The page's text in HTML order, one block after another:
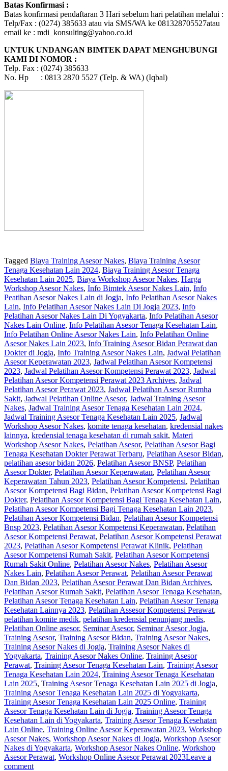
Batas Konfirmasi :
Batas konfirmasi pendaftaran 3 Hari sebelum hari pelatihan melalui :
Telp/Fax : (0274) 385633 atau via SMS/WA ke 081328705527atau
email ke : mdi_konsulting@yahoo.co.id
UNTUK UNDANGAN BIMTEK DAPAT MENGHUBUNGI
KAMI DI NOMOR :
Telp. Fax : (0274) 385633
No. Hp : 0813 2870 5527 (Telp. & WA) (Iqbal)
Tagged Biaya Training Asesor Nakes, Biaya Training Asesor
Tenaga Kesehatan Lain 2024, Biaya Training Asesor Tenaga
Kesehatan Lain 2025, Biaya Workshop Asesor Nakes, Harga
Workshop Asesor Nakes, Info Bimtek Asesor Nakes Lain, Info
Peatihan Asesor Nakes Lain di Jogja, Info Pelatihan Asesor Nakes
Lain, Info Pelatihan Asesor Nakes Lain Di Jogja 2023, Info
Pelatihan Asesor Nakes Lain Di Yogyakarta, Info Pelatihan Asesor
Nakes Lain Online, Info Pelatihan Asesor Tenaga Kesehatan Lain,
Info Pelatihan Online Asesor Nakes Lain, Info Pelatihan Online
Asesor Nakes Lain 2023, Info Training Asesor Bidan Perawat dan
Dokter di Jogja, Info Training Asesor Nakes Lain, Jadwal Pelatihan
Asesor Keperawatan 2023, Jadwal Pelatihan Asesor Kompetensi
2023, Jadwal Pelatihan Asesor Kompetensi Perawat 2023, Jadwal
Pelatihan Asesor Kompetensi Perawat 2023 Archives, Jadwal
Pelatihan Asesor Perawat 2023, Jadwal Pelatihan Asesor Rumha
Sakit, Jadwal Pelatihan Online Asesor, Jadwal Training Asesor
Nakes, Jadwal Training Asesor Tenaga Kesehatan Lain 2024,
Jadwal Training Asesor Tenaga Kesehatan Lain 2025, Jadwal
Workshop Asesor Nakes, komite tenaga kesehatan, kredensial nakes
lainnya, kredensial tenaga kesehatan di rumah sakit, Materi
Workshop Asesor Nakes, Pelatihan Asesor, Pelatihan Asesor Bagi
Tenaga Kesehatan Dokter Perawat Terbaru, Pelatihan Asesor Bidan,
pelatihan asesor bidan 2026, Pelatihan Asesor BNSP, Pelatihan
Asesor Dokter, Pelatihan Asesor Keperawatan, Pelatihan Asesor
Keperawatan Tahun 2023, Pelatihan Asesor Kompetensi, Pelatihan
Asesor Kompetensi Bagi Bidan, Pelatihan Asesor Kompetensi Bagi
Dokter, Pelatihan Asesor Kompetensi Bagi Tenaga Kesehatan Lain,
Pelatihan Asesor Kompetensi Bagi Tenaga Kesehatan Lain 2023,
Pelatihan Asesor Kompetensi Bidan, Pelatihan Asesor Kompetensi
Bnsp 2023, Pelatihan Asesor Kompetensi Keperawatan, Pelatihan
Asesor Kompetensi Perawat, Pelatihan Asesor Kompetensi Perawat
2023, Pelatihan Asesor Kompetensi Perawat Klinik, Pelatihan
Asesor Kompetensi Rumah Sakit, Pelatihan Asesor Kompetensi
Rumah Sakit Online, Pelatihan Asesor Nakes, Pelatihan Asesor
Nakes Lain, Pelatihan Asesor Perawat, Pelatihan Asesor Perawat
Dan Bidan 2023, Pelatihan Asesor Perawat Dan Bidan Archives,
Pelatihan Asesor Rumah Sakit, Pelatihan Asesor Tenaga Kesehatan,
Pelatihan Asesor Tenaga Kesehatan Lain, Pelatihan Asesor Tenaga
Kesehatan Lainnya 2023, Pelatihan Assesor Kompetensi Perawat,
pelatihan komite medik, pelatihan kredensial penunjang medis,
Pelatihan Online asesor, Seminar Asesor, Seminar Asesor Jogja,
Training Asesor, Training Asesor Bidan, Training Asesor Nakes,
Training Asesor Nakes di Jogja, Training Asesor Nakes di
Yogyakarta, Training Asesor Nakes Online, Training Asesor
Perawat, Training Asesor Tenaga Kesehatan Lain, Training Asesor
Tenaga Kesehatan Lain 2024, Training Asesor Tenaga Kesehatan
Lain 2025, Training Asesor Tenaga Kesehatan Lain 2025 di Jogja,
Training Asesor Tenaga Kesehatan Lain 2025 di Yogyakarta,
Training Asesor Tenaga Kesehatan Lain 2025 Online, Training
Asesor Tenaga Kesehatan Lain di Jogja, Training Asesor Tenaga
Kesehatan Lain di Yogyakarta, Training Asesor Tenaga Kesehatan
Lain Online, Training Online Asesor Keperawatan 2023, Workshop
Asesor Nakes, Workshop Asesor Nakes di Jogja, Workshop Asesor
Nakes di Yogyakarta, Workshop Asesor Nakes Online, Workshop
Asesor Perawat, Workshop Online Asesor Perawat 2023Leave a
comment